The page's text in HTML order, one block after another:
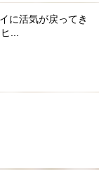
に活気が戻ってき
...